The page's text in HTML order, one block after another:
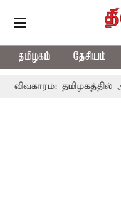
தமிழகம் தேசியம்
தமிழகத்தில்